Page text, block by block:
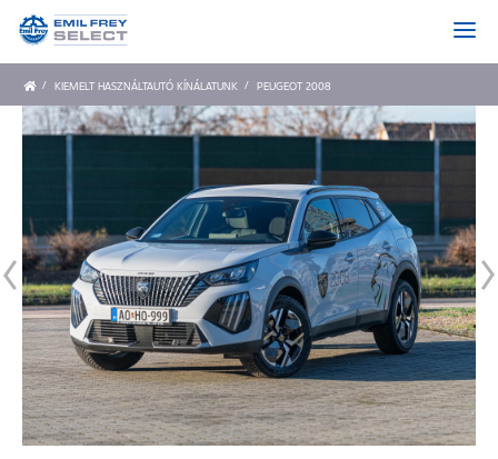
KIEMELT HASZNÁLTAUTÓ KÍNÁLATUNK PEUGEOT 2008